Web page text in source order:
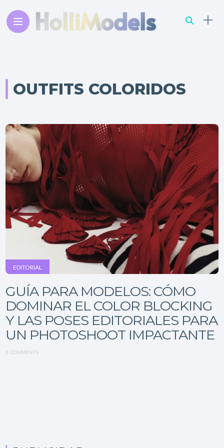
OUTFITS COLORIDOS
EDITORIAL
GUÍA PARA MODELOS: CÓMO
DOMINAR EL COLOR BLOCKING
Y LAS POSES EDITORIALES PARA
UN PHOTOSHOOT IMPACTANTE
0 COMMENTS